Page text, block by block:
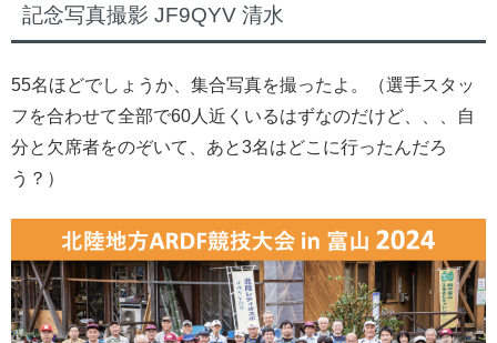
記念写真撮影 JF9QYV 清水
55名ほどでしょうか、集合写真を撮ったよ。（選手スタッ
フを合わせて全部で60人近くいるはずなのだけど、、、自
分と欠席者をのぞいて、あと3名はどこに行ったんだろ
う？）